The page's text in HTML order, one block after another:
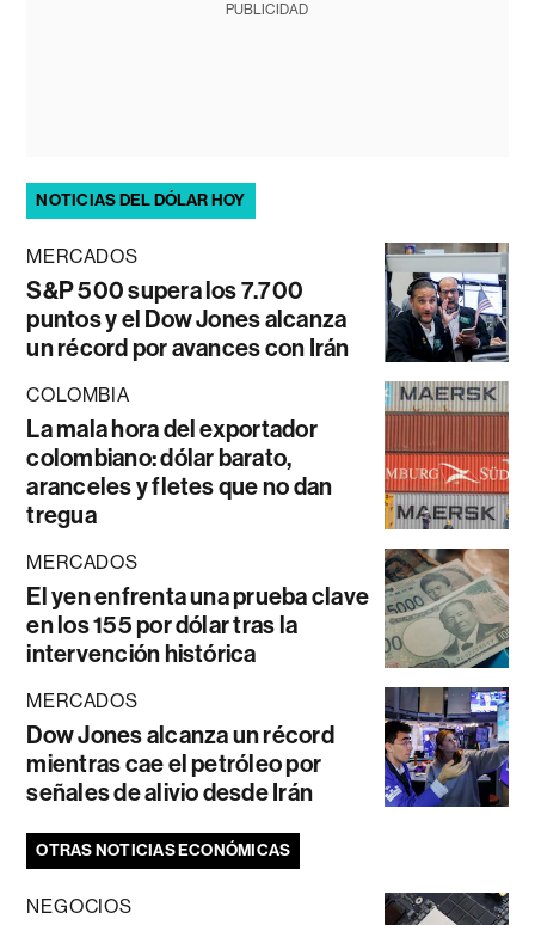
PUBLICIDAD
NOTICIAS DEL DÓLAR HOY
MERCADOS
S&P 500 supera los 7.700
puntos y el Dow Jones alcanza
un récord por avances con Irán
COLOMBIA
La mala hora del exportador
colombiano: dólar barato,
aranceles y fletes que no dan
tregua
MERCADOS
El yen enfrenta una prueba clave
en los 155 por dólar tras la
intervención histórica
MERCADOS
Dow Jones alcanza un récord
mientras cae el petróleo por
señales de alivio desde Irán
OTRAS NOTICIAS ECONÓMICAS
NEGOCIOS